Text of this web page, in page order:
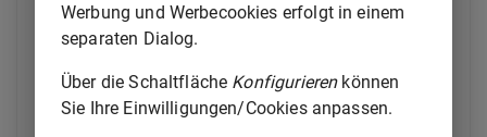
Lebenszeit zu übertragen.
Art. 46 Abs. 1 in einer bis einschließlich 31.
Dezember 2024 geltenden Fassung im
Werbung und Werbecookies erfolgt in einem
separaten Dialog.
Über die Schaltfläche Konfigurierenkönnen
Sie Ihre Einwilligungen/Cookies anpassen.